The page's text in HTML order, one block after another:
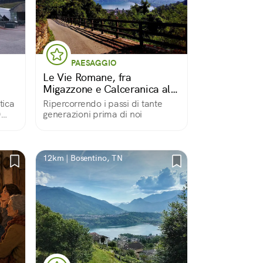
PAESAGGIO
Le Vie Romane, fra
Migazzone e Calceranica al
Lago
Ripercorrendo i passi di tante
generazioni prima di noi
12km | Bosentino, TN